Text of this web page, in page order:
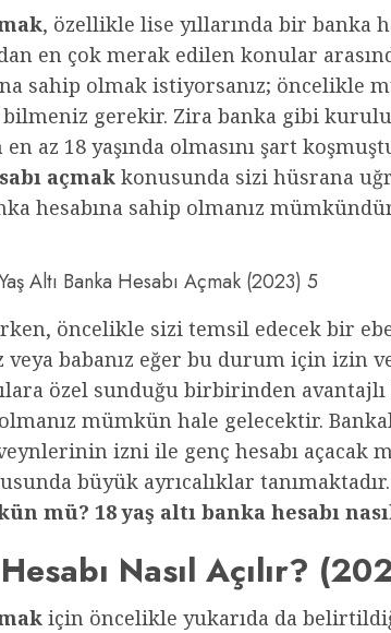
, özellikle lise yıllarında bir banka
en çok merak edilen konular
sahip olmak istiyorsanız; öncelikle
bilmeniz gerekir. Zira banka gibi
az 18 yaşında olmasını şart
açmak konusunda sizi hüsrana
hesabına sahip olmanız
Altı Banka Hesabı Açmak (2023) 5
öncelikle sizi temsil edecek bir
babanız eğer bu durum için izin
özel sunduğu birbirinden
mümkün hale gelecektir.
izni ile genç hesabı açacak
büyük ayrıcalıklar
mü? 18 yaş altı banka hesabı
Nasıl Açılır?
için öncelikle yukarıda da